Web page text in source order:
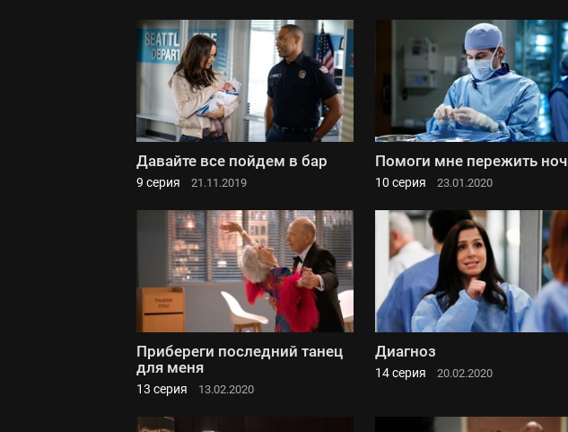
Давайте все пойдем в бар
9 серия 21.11.2019
Помоги мне пережить
10 серия 23.01.2020
Прибереги последний танец
для меня
13 серия 13.02.2020
Диагноз
14 серия 20.02.2020